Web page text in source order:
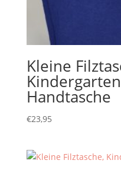
Kleine
Handtasche
€23,95